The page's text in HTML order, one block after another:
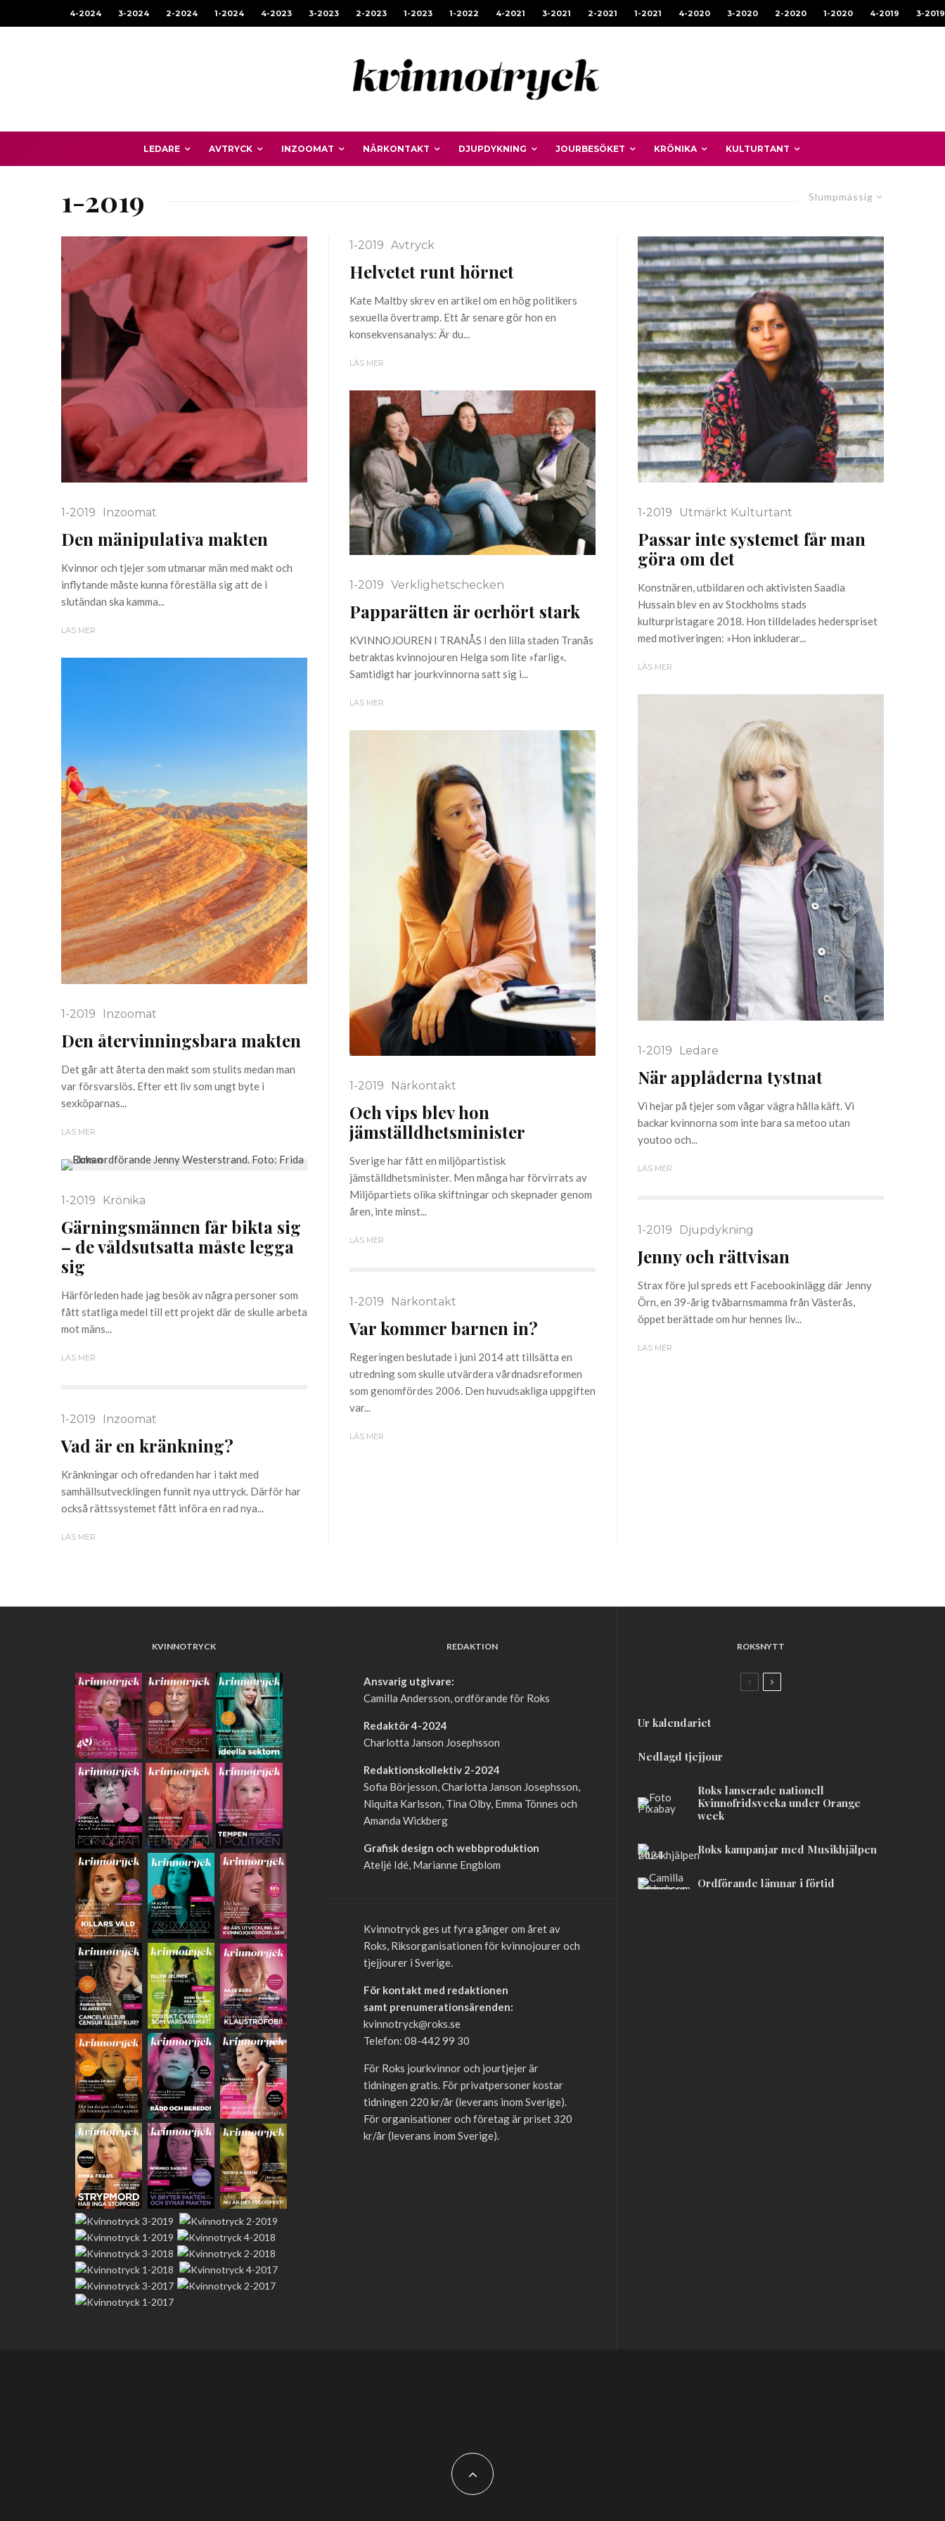
4-2024 3-2024 2-2024 1-2024 4-2023 3-2023 2-2023 1-2023 1-2022 4-2021 3-2021 2-2021 1-2021 4-2020 3-2020 2-2020 1-2020 4-2019 3-2019
LEDARE AVTRYCK INZOOMAT NÄRKONTAKT DJUPDYKNING JOURBESÖKET KRÖNIKA KULTURTANT
Slumpmässig
1-2019
1-2019 Inzoomat
Den mänipulativa makten
Kvinnor och tjejer som utmanar män med makt och
inflytande måste kunna föreställa sig att de i
slutändan ska kamma...
LÄS MER
1-2019 Inzoomat
Den återvinningsbara makten
Det går att återta den makt som stulits medan man
var försvarslös. Efter ett liv som ungt byte i
sexköparnas...
LÄS MER
1-2019 Krönika
Gärningsmännen får bikta sig
– de våldsutsatta måste legga
sig
Härförleden hade jag besök av några personer som
fått statliga medel till ett projekt där de skulle arbeta
mot mäns...
LÄS MER
1-2019 Inzoomat
Vad är en kränkning?
Kränkningar och ofredanden har i takt med
samhällsutvecklingen funnit nya uttryck. Därför har
också rätts­systemet fått införa en rad nya...
LÄS MER
1-2019 Avtryck
Helvetet runt hörnet
Kate Maltby skrev en artikel om en hög politikers
sexuella övertramp. Ett år senare gör hon en
konsekvensanalys: Är du...
LÄS MER
1-2019 Verklighetschecken
Papparätten är oerhört stark
KVINNOJOUREN I TRANÅS I den lilla staden Tranås
betraktas kvinnojouren Helga som lite »farlig«.
Samtidigt har jourkvinnorna satt sig i...
LÄS MER
1-2019 Närkontakt
Och vips blev hon
jämställdhetsminister
Sverige har fått en miljöpartistisk
jämställdhetsminister. Men många har förvirrats av
Miljöpartiets olika skiftningar och skepnader genom
åren, inte minst...
LÄS MER
1-2019 Närkontakt
Var kommer barnen in?
Regeringen beslutade i juni 2014 att tillsätta en
utredning som skulle utvärdera vårdnadsreformen
som genomfördes 2006. Den huvudsakliga uppgiften
var...
LÄS MER
1-2019 Utmärkt Kulturtant
Passar inte systemet får man
göra om det
Konstnären, utbildaren och aktivisten Saadia
Hussain blev en av Stockholms stads
kulturpristagare 2018. Hon tilldelades hederspriset
med motiveringen: »Hon inkluderar...
LÄS MER
1-2019 Ledare
När applåderna tystnat
Vi hejar på tjejer som vågar vägra hålla käft. Vi
backar kvinnorna som inte bara sa metoo utan
youtoo och...
LÄS MER
1-2019 Djupdykning
Jenny och rättvisan
Strax före jul spreds ett Facebookinlägg där Jenny
Örn, en 39-årig tvåbarnsmamma från Västerås,
öppet berättade om hur hennes liv...
LÄS MER
KVINNOTRYCK REDAKTION
Ansvarig utgivare:
Camilla Andersson, ordförande för Roks
Redaktör 4-2024
Charlotta Janson Josephsson
Redaktionskollektiv 2-2024
Sofia Börjesson, Charlotta Janson Josephsson,
Niquita Karlsson, Tina Olby, Emma Tönnes och
Amanda Wickberg
Grafisk design och webbproduktion
Ateljé Idé, Marianne Engblom
Kvinnotryck ges ut fyra gånger om året av
Roks, Riksorganisationen för kvinnojourer och
tjejjourer i Sverige.
För kontakt med redaktionen
samt prenumerationsärenden:
kvinnotryck@roks.se
Telefon: 08-442 99 30
För Roks jourkvinnor och jourtjejer är
tidningen gratis. För privatpersoner kostar
tidningen 220 kr/år (leverans inom Sverige).
För organisationer och företag är priset 320
kr/år (leverans inom Sverige).
ROKSNYTT
Ur kalendariet
Nedlagd tjejjour
Roks lanserade nationell
Kvinnofridsvecka under Orange
week
Roks kampanjar med Musikhjälpen
Ordförande lämnar i förtid